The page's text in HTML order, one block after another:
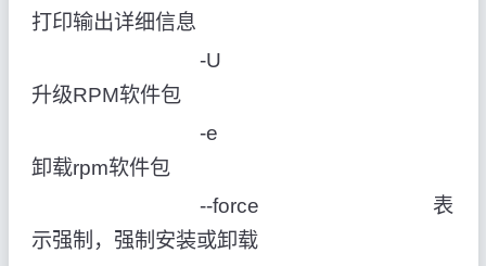
打印输出详细信息
-U
升级RPM软件包
-e
卸载rpm软件包
--force 表
示强制，强制安装或卸载